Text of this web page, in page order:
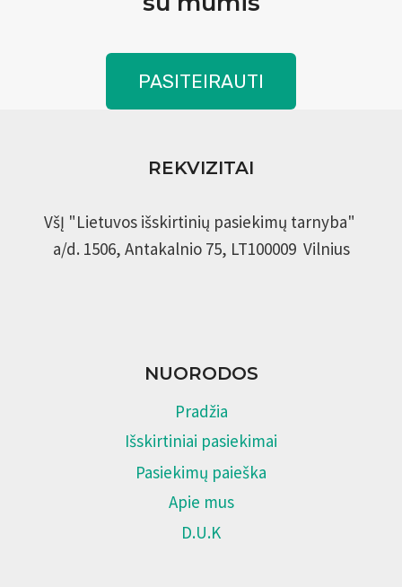
PASITEIRAUTI
REKVIZITAI
VšĮ "Lietuvos išskirtinių pasiekimų tarnyba"
a/d. 1506, Antakalnio 75, LT100009 Vilnius
NUORODOS
Pradžia
Išskirtiniai pasiekimai
Pasiekimų paieška
Apie mus
D.U.K